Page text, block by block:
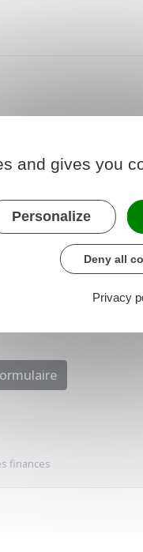
d'affaires de l'année
annuel est
bénéficie d'une
(dite
finances
and gives you
Personalize
Deny all
Privacy